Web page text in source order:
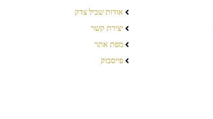
אודות שביל צדק
יצירת קשר
מפת אתר
פייסבוק